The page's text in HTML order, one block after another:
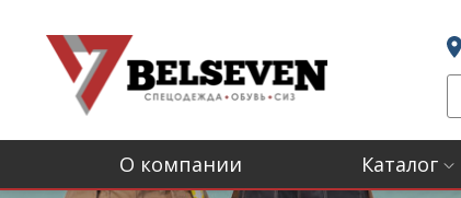
о
и
с
О компании Каталог